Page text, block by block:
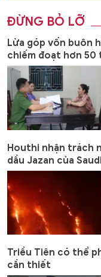
ĐỪNG BỎ LỠ
Lừa góp vốn buôn
chiếm đoạt hơn 50
Houthi nhận trách
dầu Jazan của
Triều Tiên có thể
cần thiết